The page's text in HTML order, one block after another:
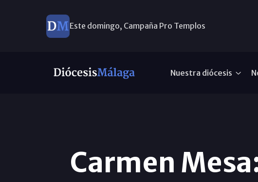
Este domingo, Campaña Pro Templos
Nuestra diócesis
Carmen